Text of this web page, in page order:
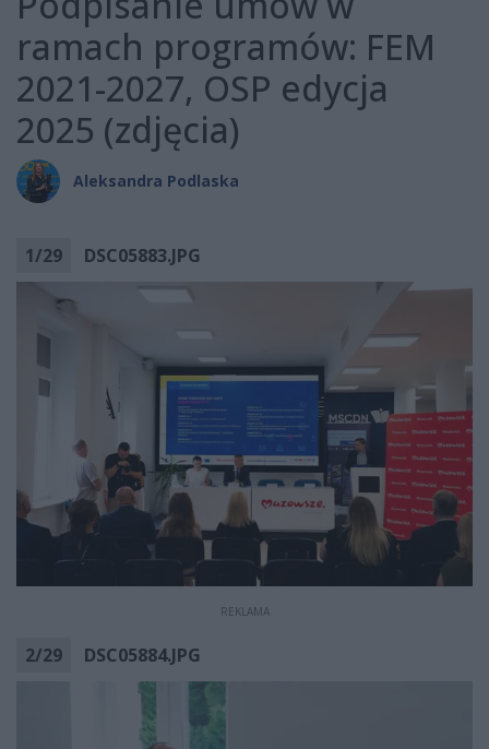
ramach programów: FEM
2021-2027, OSP edycja
2025 (zdjęcia)
Aleksandra Podlaska
1/29 DSC05883.JPG
REKLAMA
2/29 DSC05884.JPG